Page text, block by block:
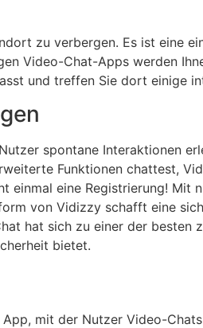
zu verbergen. Es ist eine
Video-Chat-Apps werden
und treffen Sie dort einige
spontane Interaktionen
Funktionen chattest,
eine Registrierung! Mit
von Vidizzy schafft eine
hat sich zu einer der besten
bietet.
mit der Nutzer Video-